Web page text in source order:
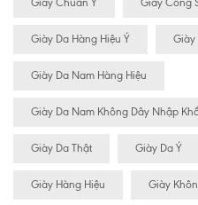
Giày Chuẩn Ý Giày Công
Giày Da Hàng Hiệu Ý Giày
Giày Da Nam Hàng Hiệu
Giày Da Nam Không Dây Nhập
Giày Da Thật Giày Da Ý
Giày Hàng Hiệu Giày